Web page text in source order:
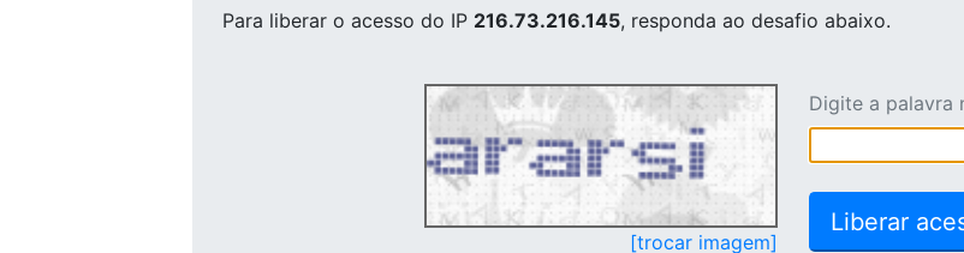
Para liberar o acesso do IP 216.73.216.145, responda ao desafio abaixo.
[trocar imagem]
Digite a palavra